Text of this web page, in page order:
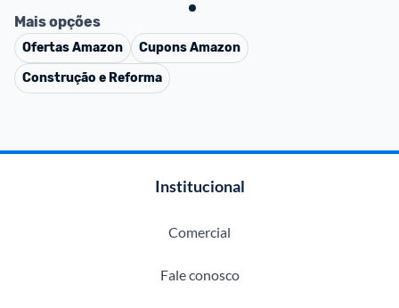
Mais opções
OfertasAmazon CuponsAmazon
Construção e Reforma
Institucional
Comercial
Fale conosco